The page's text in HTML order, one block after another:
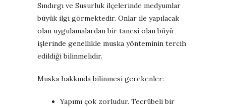
Sındırgı ve Susurluk ilçelerinde medyumlar
büyük ilgi görmektedir. Onlar ile yapılacak
olan uygulamalardan bir tanesi olan büyü
işlerinde genellikle muska yönteminin tercih
edildiği bilinmelidir.
Muska hakkında bilinmesi gerekenler:
Yapımı çok zorludur. Tecrübeli bir